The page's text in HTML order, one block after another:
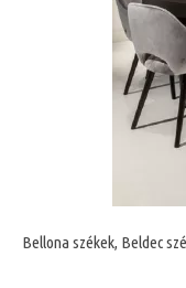
Bellona székek, Beldec